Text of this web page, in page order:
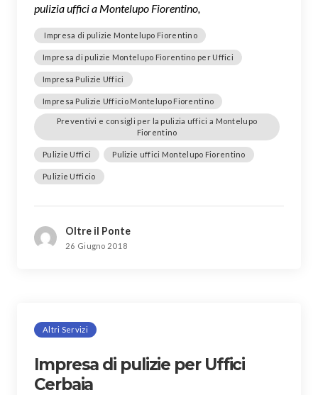
pulizia uffici a Montelupo Fiorentino,
Impresa di pulizie Montelupo Fiorentino
Impresa di pulizie Montelupo Fiorentino per Uffici
Impresa Pulizie Uffici
Impresa Pulizie Ufficio Montelupo Fiorentino
Preventivi e consigli per la pulizia uffici a Montelupo
Fiorentino
Pulizie Uffici Pulizie uffici Montelupo Fiorentino
Pulizie Ufficio
Oltre il Ponte
26 Giugno 2018
Altri Servizi
Impresa di pulizie per Uffici
Cerbaia